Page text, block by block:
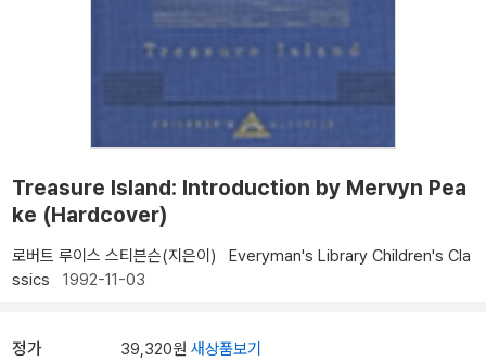
Treasure Island: Introduction by Mervyn Pea
ke (Hardcover)
로버트 루이스 스티븐슨(지은이)
Everyman's Library Children's Cla
ssics 1992-11-03
정가 39,320원 새상품보기